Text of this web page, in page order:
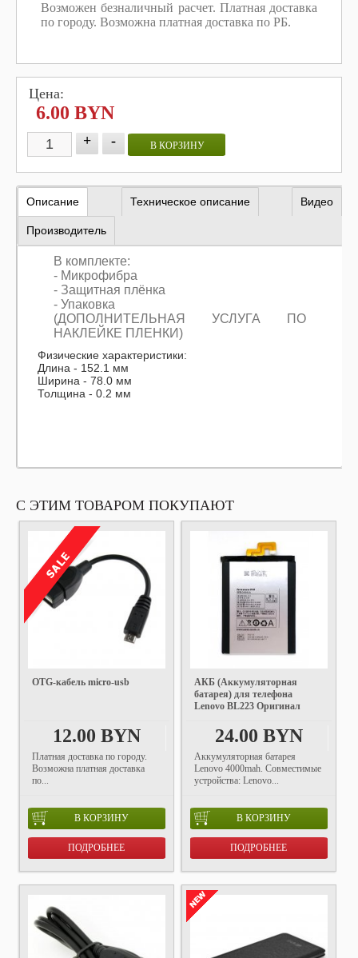
Возможен безналичный расчет. Платная доставка
по городу. Возможна платная доставка по РБ.
Цена:
6.00 BYN
+ - В КОРЗИНУ
Описание Техническое описание Видео
Производитель
В комплекте:
- Микрофибра
- Защитная плёнка
- Упаковка
(ДОПОЛНИТЕЛЬНАЯ УСЛУГА ПО
НАКЛЕЙКЕ ПЛЕНКИ)
Физические характеристики:
Длина - 152.1 мм
Ширина - 78.0 мм
Толщина - 0.2 мм
С ЭТИМ ТОВАРОМ ПОКУПАЮТ
OTG-кабель micro-usb
12.00 BYN
Платная доставка по городу.
Возможна платная доставка
по...
В КОРЗИНУ
ПОДРОБНЕЕ
АКБ (Аккумуляторная
батарея) для телефона
Lenovo BL223 Оригинал
24.00 BYN
Аккумуляторная батарея
Lenovo 4000mah. Совместимые
устройства: Lenovo...
В КОРЗИНУ
ПОДРОБНЕЕ